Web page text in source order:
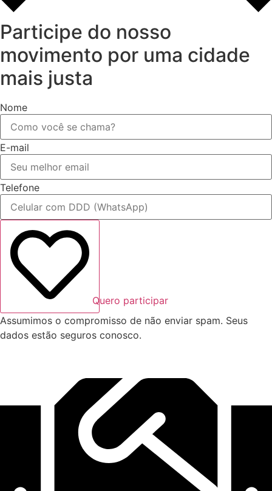
Participe do nosso
movimento por uma cidade
mais justa
Nome
E-mail
Telefone
Quero participar
Assumimos o compromisso de não enviar spam. Seus
dados estão seguros conosco.